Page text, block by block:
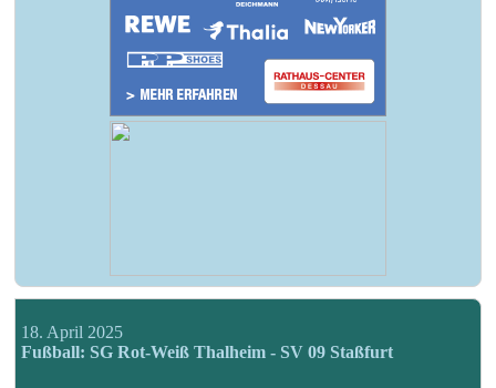
18. April 2025
Fußball: SG Rot-Weiß Thalheim - SV 09 Staßfurt